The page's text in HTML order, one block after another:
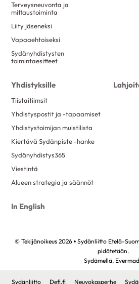
Terveysneuvonta ja
mittaustoiminta
Liity jäseneksi
Vapaaehtoiseksi
Sydänyhdistysten
toimintaesitteet
Yhdistyksille
Tiistaitiimsit
Yhdistyspostit ja -tapaamiset
Yhdistystoimijan muistilista
Kiertävä Sydänpiste -hanke
Sydänyhdistys365
Viestintä
Alueen strategia ja säännöt
In English
© Tekijänoikeus 2026 • Sydänliitto Etelä-
pidätetään.
Sydämellä,
Sydänliitto Defi.fi Neuvokasperhe